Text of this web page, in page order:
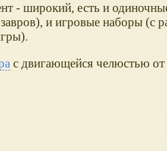
- широкий, есть и
и игровые наборы (с
с двигающейся челюстью